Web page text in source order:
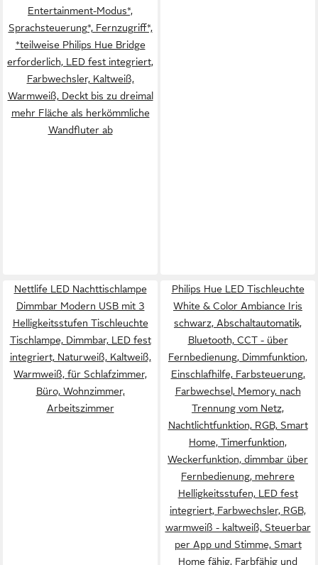
Entertainment-Modus*,
Sprachsteuerung*, Fernzugriff*,
*teilweise Philips Hue Bridge
erforderlich, LED fest integriert,
Farbwechsler, Kaltweiß,
Warmweiß, Deckt bis zu dreimal
mehr Fläche als herkömmliche
Wandfluter ab
Nettlife LED Nachttischlampe
Dimmbar Modern USB mit 3
Helligkeitsstufen Tischleuchte
Tischlampe, Dimmbar, LED fest
integriert, Naturweiß, Kaltweiß,
Warmweiß, für Schlafzimmer,
Büro, Wohnzimmer,
Arbeitszimmer
Philips Hue LED Tischleuchte
White & Color Ambiance Iris
schwarz, Abschaltautomatik,
Bluetooth, CCT - über
Fernbedienung, Dimmfunktion,
Einschlafhilfe, Farbsteuerung,
Farbwechsel, Memory, nach
Trennung vom Netz,
Nachtlichtfunktion, RGB, Smart
Home, Timerfunktion,
Weckerfunktion, dimmbar über
Fernbedienung, mehrere
Helligkeitsstufen, LED fest
integriert, Farbwechsler, RGB,
warmweiß - kaltweiß, Steuerbar
per App und Stimme, Smart
Home fähig, Farbfähig und